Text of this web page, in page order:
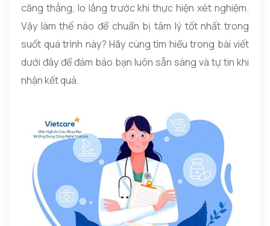
căng thẳng, lo lắng trước khi thực hiện xét nghiệm.
Vậy làm thế nào để chuẩn bị tâm lý tốt nhất trong
suốt quá trình này? Hãy cùng tìm hiểu trong bài viết
dưới đây để đảm bảo bạn luôn sẵn sàng và tự tin khi
nhận kết quả.